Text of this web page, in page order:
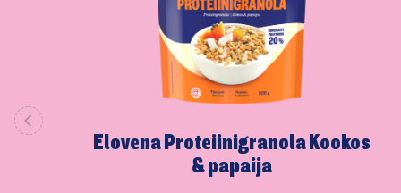
Elovena Proteiinig­ranola Kookos
& papaija